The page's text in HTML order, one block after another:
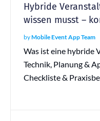
Hybride
wissen musst –
byMobile Event App Team
Was ist eine hybride
Technik, Planung &
Checkliste &